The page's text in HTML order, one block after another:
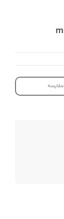
مقایسه